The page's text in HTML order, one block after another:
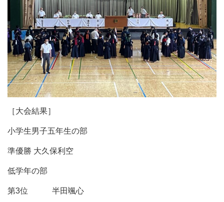
［大会結果］
小学生男子五年生の部
準優勝 大久保利空
低学年の部
第3位 半田颯心